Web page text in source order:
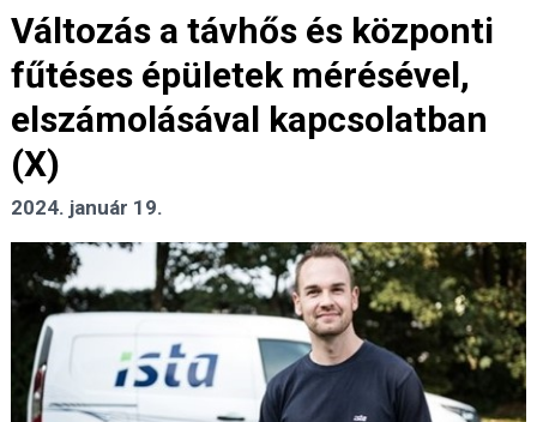
Változás a távhős és központi
fűtéses épületek mérésével,
elszámolásával kapcsolatban
(X)
2024. január 19.